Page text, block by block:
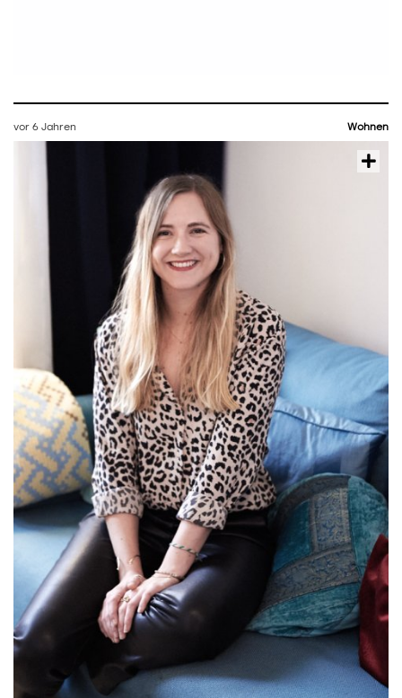
vor 6 Jahren Wohnen